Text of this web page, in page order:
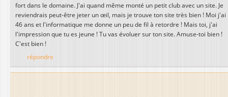
fort dans le domaine. J'ai quand même monté un petit club avec un site. Je
reviendrais peut-être jeter un œil, mais je trouve ton site très bien ! Moi j'ai
46 ans et l'informatique me donne un peu de fil à retordre ! Mais toi, j'ai
l'impression que tu es jeune ! Tu vas évoluer sur ton site. Amuse-toi bien !
C'est bien !
répondre